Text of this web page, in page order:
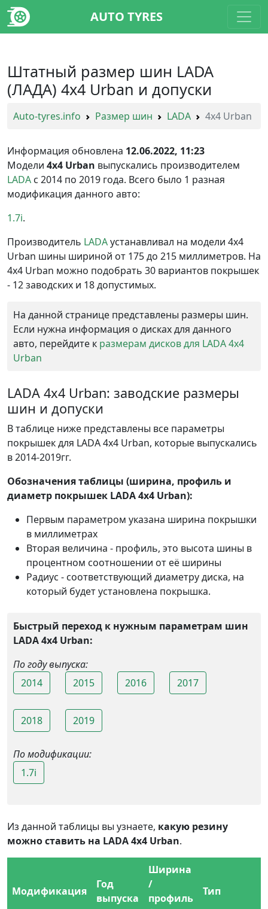
AUTO TYRES
Штатный размер шин LADA
(ЛАДА) 4x4 Urban и допуски
Auto-tyres.info Размер шин LADA 4x4 Urban
Информация обновлена 12.06.2022, 11:23
Модели 4x4 Urban выпускались производителем
LADA с 2014 по 2019 года. Всего было 1 разная
модификация данного авто:
1.7i
Производитель LADAустанавливал на модели 4x4
Urban шины шириной от 175 до 215 миллиметров. На
4x4 Urban можно подобрать 30 вариантов покрышек
- 12 заводских и 18 допустимых.
На данной странице представлены размеры шин.
Если нужна информация о дисках для данного
авто, перейдите к размерам дисков для LADA 4x4
Urban
LADA 4x4 Urban: заводские размеры
шин и допуски
В таблице ниже представлены все параметры
покрышек для LADA 4x4 Urban, которые выпускались
в 2014-2019гг.
Обозначения таблицы (ширина, профиль и
диаметр покрышек LADA 4x4 Urban):
Первым параметром указана ширина покрышки
в миллиметрах
Вторая величина - профиль, это высота шины в
процентном соотношении от её ширины
Радиус - соответствующий диаметру диска, на
который будет установлена покрышка.
Быстрый переход к нужным параметрам шин
LADA 4x4 Urban:
По году выпуска:
2014
2015 2016 2017
2018 2019
По модификации:
1.7i
Из данной таблицы вы узнаете, какую резину
можно ставить на LADA 4x4 Urban.
Модификация
Год
выпуска
Ширина
/
профиль
Тип